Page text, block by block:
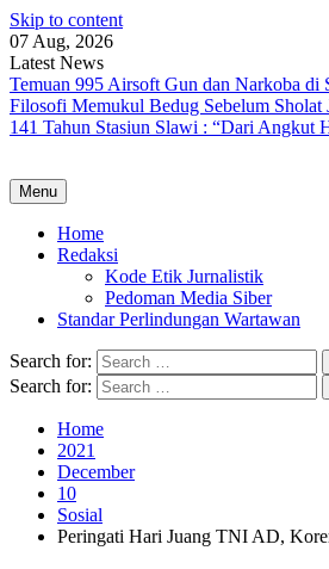
Skip to content
07 Aug, 2026
Latest News
Temuan 995 Airsoft Gun dan Narkoba
Filosofi Memukul Bedug Sebelum Sholat
141 Tahun Stasiun Slawi : “Dari Angkut
Menu
Home
Redaksi
Kode Etik Jurnalistik
Pedoman Media Siber
Standar Perlindungan Wartawan
Search for:
Search for:
Home
2021
December
10
Sosial
Peringati Hari Juang TNI AD,